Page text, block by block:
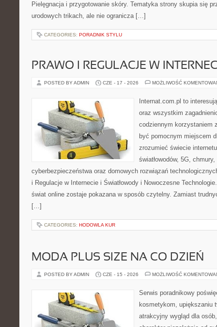
Pielęgnacja i przygotowanie skóry. Tematyka strony skupia się
urodowych trikach, ale nie ogranicza […]
CATEGORIES: PORADNIK STYLU
PRAWO I REGULACJE W
POSTED BY ADMIN CZE - 17 - 2026 MOŻLIWOŚĆ
Internat.com.pl to
oraz wszystkim
codziennym korzystaniem
być pomocnym miejscem
zrozumieć świecie
światłowodów, 5G,
cyberbezpieczeństwa oraz domowych rozwiązań
i Regulacje w Internecie i Światłowody i Nowoczesne
świat online zostaje pokazana w sposób czytelny. Zamiast
[…]
CATEGORIES: HODOWLA KUR
MODA PLUS SIZE NA CO DZIEŃ
POSTED BY ADMIN CZE - 15 - 2026 MOŻLIWOŚĆ
Serwis poradnikowy
kosmetykom, upiększaniu
atrakcyjny wygląd dla